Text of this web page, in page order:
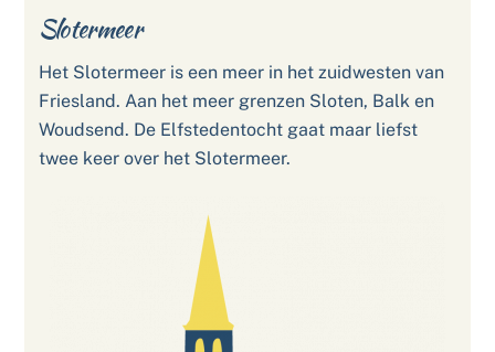
Slotermeer
Het Slotermeer is een meer in het zuidwesten van
Friesland. Aan het meer grenzen Sloten, Balk en
Woudsend. De Elfstedentocht gaat maar liefst
twee keer over het Slotermeer.